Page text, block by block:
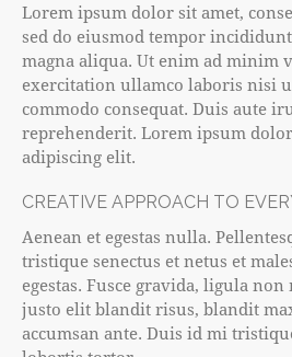
Lorem ipsum dolor sit amet,
sed do eiusmod tempor
magna aliqua. Ut enim ad minim
exercitation ullamco laboris nisi
commodo consequat. Duis aute
reprehenderit. Lorem ipsum
adipiscing elit.
CREATIVE APPROACH TO
Aenean et egestas nulla.
tristique senectus et netus et
egestas. Fusce gravida, ligula
justo elit blandit risus, blandit
accumsan ante. Duis id mi